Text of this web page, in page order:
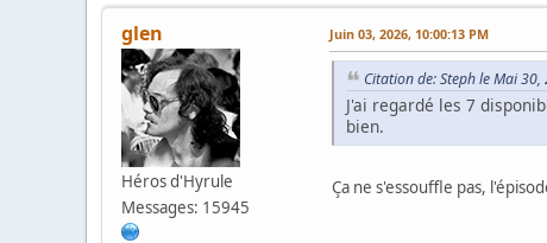
glen
Héros d'Hyrule
Messages: 15945
Juin 03, 2026, 10:00:13 PM
Citation de: Steph le Mai
J'ai regardé les 7
bien.
Ça ne s'essouffle pas,